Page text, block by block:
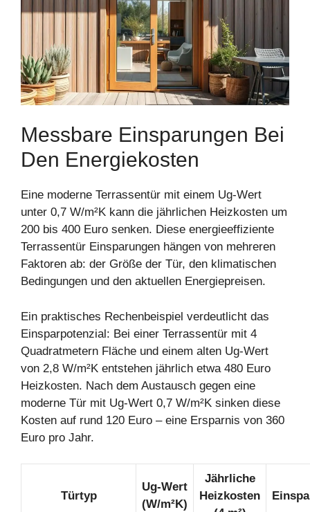
Messbare Einsparungen Bei
Den Energiekosten
Eine moderne Terrassentür mit einem Ug-Wert
unter 0,7 W/m²K kann die jährlichen Heizkosten um
200 bis 400 Euro senken. Diese energieeffiziente
Terrassentür Einsparungen hängen von mehreren
Faktoren ab: der Größe der Tür, den klimatischen
Bedingungen und den aktuellen Energiepreisen.
Ein praktisches Rechenbeispiel verdeutlicht das
Einsparpotenzial: Bei einer Terrassentür mit 4
Quadratmetern Fläche und einem alten Ug-Wert
von 2,8 W/m²K entstehen jährlich etwa 480 Euro
Heizkosten. Nach dem Austausch gegen eine
moderne Tür mit Ug-Wert 0,7 W/m²K sinken diese
Kosten auf rund 120 Euro – eine Ersparnis von 360
Euro pro Jahr.
Türtyp
Ug-Wert
(W/m²K)
Jährliche
Heizkosten